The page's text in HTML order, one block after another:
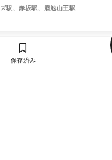
駅、赤坂駅、溜池山王駅
保存済み